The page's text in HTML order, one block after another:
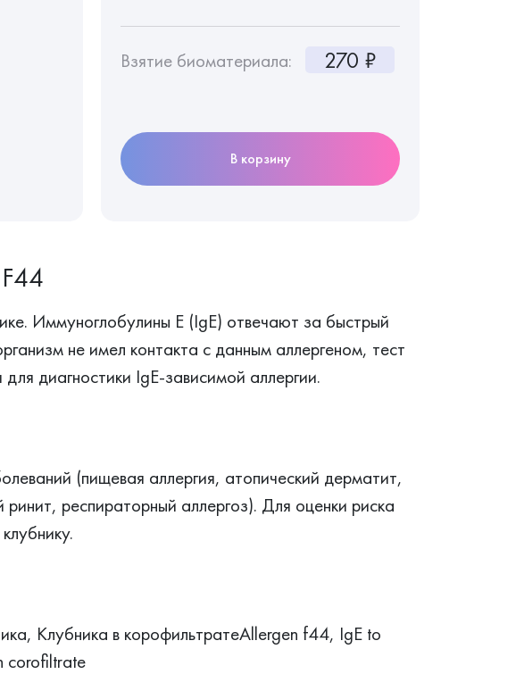
Взятие биоматериала: 270 ₽
В корзину
Иммуноглобулины Е (IgE) отвечают за быстрый
не имел контакта с данным аллергеном, тест
диагностики IgE-зависимой аллергии.
(пищевая аллергия, атопический дерматит,
респираторный аллергоз). Для оценки риска
Клубника в корофильтратеAllergen f44, IgE to
corofiltrate